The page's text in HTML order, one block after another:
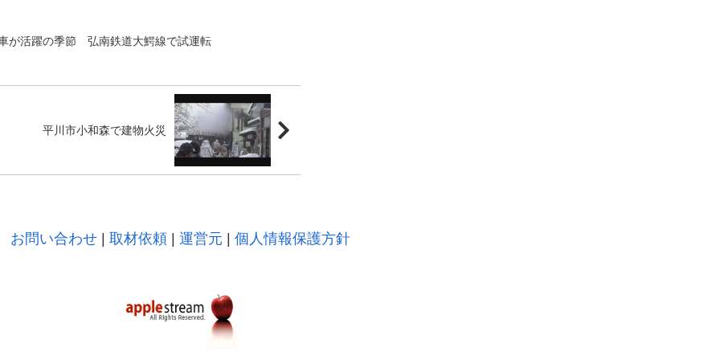
が活躍の季節 弘南鉄道大鰐線で試運転
平川市小和森で建物火災
お問い合わせ| 取材依頼| 運営元 | 個人情報保護方針